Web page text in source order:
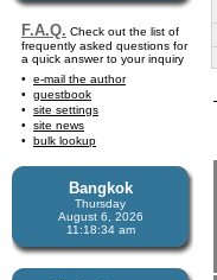
F.A.Q. Check out the list of
frequently asked questions for
a quick answer to your inquiry
e-mail the author
guestbook
site settings
site news
bulk lookup
Bangkok
Thursday
August 6, 2026
11:18:35 am